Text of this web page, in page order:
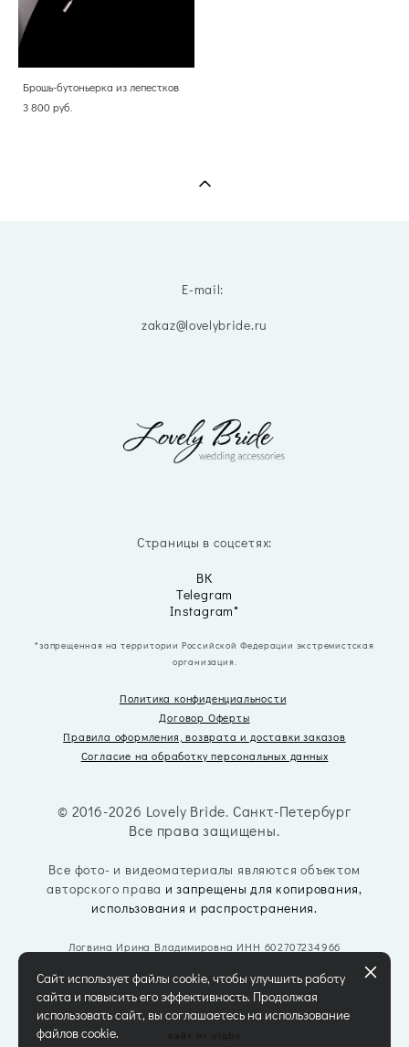
Брошь-бутоньерка из лепестков
3 800 pуб.
E-mail:
zakaz@lovelybride.ru
Страницы в соцсетях:
ВК
Telegram
Instagram*
*запрещенная на территории Российской Федерации экстремистская
организация.
Политика конфиденциальности
Договор Оферты
Правила оформления, возвратаи доставки заказов
Согласие на обработку персональных данных
© 2016-2026 Lovely Bride. Санкт-Петербург
Все права защищены.
Все фото- и видеоматериалы являются объектом
авторского права и запрещены для копирования,
использования и распространения.
Логвина Ирина Владимировна ИНН 602707234966
Сайт использует файлы cookie, чтобы улучшить работу
сайта и повысить его эффективность. Продолжая
использовать сайт, вы соглашаетесь на использование
файлов cookie.